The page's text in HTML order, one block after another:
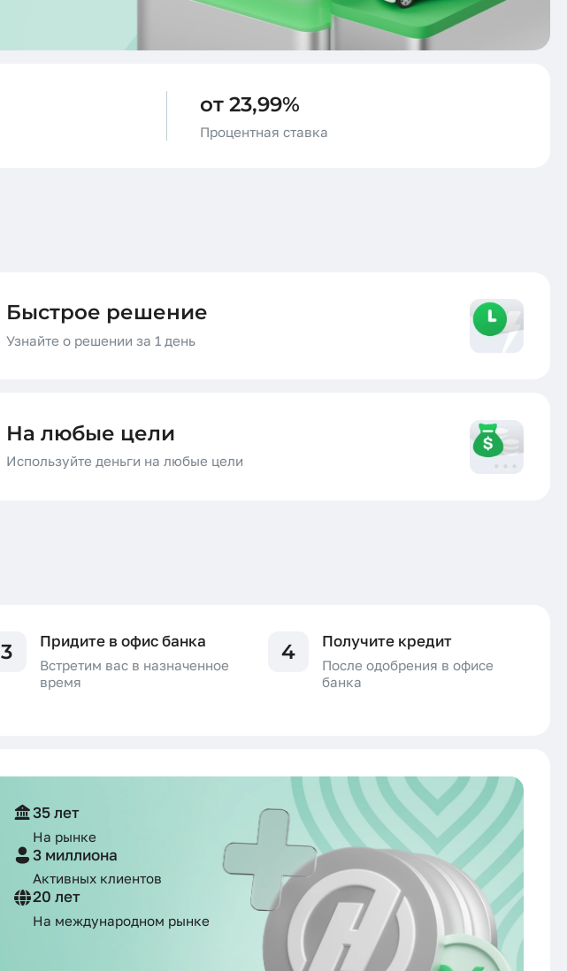
Все посты
от 23,99%
Процентная ставка
Быстрое решение
Узнайте о решении за 1 день
На любые цели
Используйте деньги на любые цели
3 Придите в офис банка
Встретим вас в назначенное
время
4 Получите кредит
После одобрения в офисе
банка
35 лет
На рынке
3 миллиона
Активных клиентов
20 лет
На международном рынке